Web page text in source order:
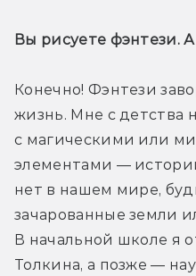
Вы рисуете фэнтези.
Конечно! Фэнтези
жизнь. Мне с детства
с магическими или
элементами —
нет в нашем мире,
зачарованные земли
В начальной школе я
Толкина, а позже —